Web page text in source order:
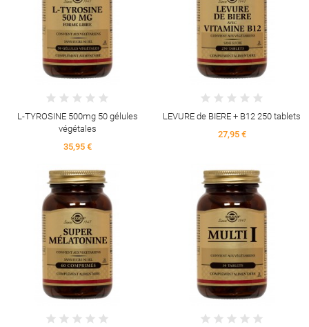
L-TYROSINE 500mg 50 gélules
végétales
35,95 €
LEVURE de BIERE + B12 250 tablets
27,95 €